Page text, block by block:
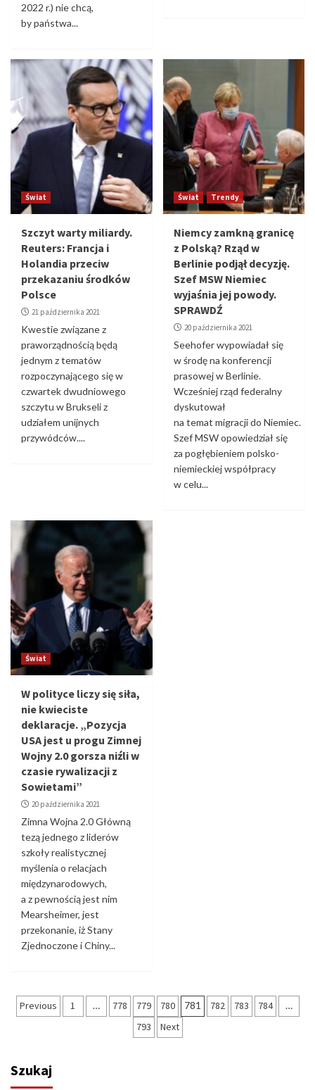
2022 r.) nie chcą,
by państwa...
Świat
Szczyt warty miliardy.
Reuters: Francja i
Holandia przeciw
przekazaniu środków
Polsce
21 października 2021
Kwestie związane z
praworządnością będą
jednym z tematów
rozpoczynającego się w
czwartek dwudniowego
szczytu w Brukseli z
udziałem unijnych
przywódców....
Świat Trendy
Niemcy zamkną granicę
z Polską? Rząd w
Berlinie podjął decyzję.
Szef MSW Niemiec
wyjaśnia jej powody.
SPRAWDŹ
20 października 2021
Seehofer wypowiadał się
w środę na konferencji
prasowej w Berlinie.
Wcześniej rząd federalny
dyskutował
na temat migracji do Niemiec.
Szef MSW opowiedział się
za pogłębieniem polsko-
niemieckiej współpracy
w celu...
Świat
W polityce liczy się siła,
nie kwieciste
deklaracje. „Pozycja
USA jest u progu Zimnej
Wojny 2.0 gorsza niźli w
czasie rywalizacji z
Sowietami”
20 października 2021
Zimna Wojna 2.0 Główną
tezą jednego z liderów
szkoły realistycznej
myślenia o relacjach
międzynarodowych,
a z pewnością jest nim
Mearsheimer, jest
przekonanie, iż Stany
Zjednoczone i Chiny...
Stronicowanie
Previous 1 … 778 779 780 781 782 783 784 …
793 Next
Szukaj